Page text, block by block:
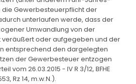
die Gewerbesteuerpflicht der
unterlaufen werde, dass der
Umwandlung von der
oder aufgegeben und der
entsprechend den dargelegten
der Gewerbesteuer entzogen
vom 26.03.2015 - IV R 3/12, BFHE
Rz 14, m.w.N.).